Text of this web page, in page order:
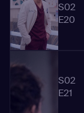
S02
E20
S02
E21